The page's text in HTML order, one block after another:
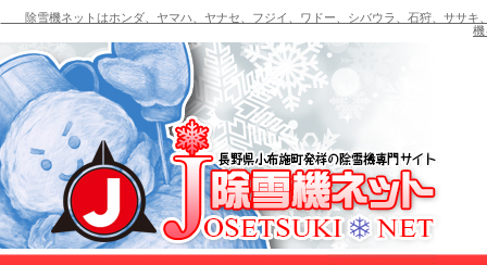
除雪機ネットはホンダ、ヤマハ、ヤナセ、フジイ、ワドー、シバウラ、石狩、ササキ
機